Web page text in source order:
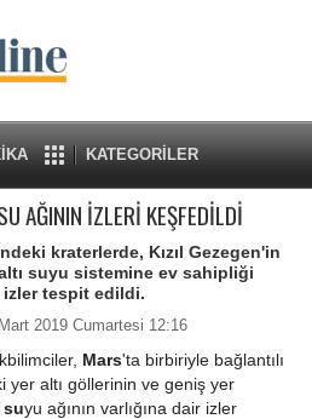
KATEGORİLER
AĞININ İZLERİ KEŞFEDİLDİ
kraterlerde, Kızıl Gezegen'in
suyu sistemine ev sahipliği
izler tespit edildi.
2019 Cumartesi 12:16
Mars'ta birbiriyle bağlantılı
yer altı göllerinin ve geniş yer
suyu ağının varlığına dair izler